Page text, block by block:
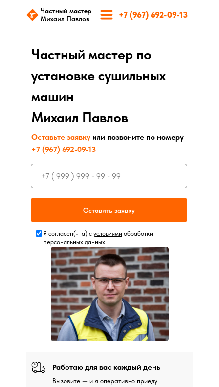
+7 (967) 692-09-13
Михаил Павлов
Частный мастер
Частный мастер по
установке сушильных
машин
Михаил Павлов
Оставить заявку
Я согласен(-на) с условиями обработки
персональных данных
Оставьте заявку или позвоните по номеру
+7 (967) 692-09-13
Работаю для вас каждый день
Вызовите — и я оперативно приеду